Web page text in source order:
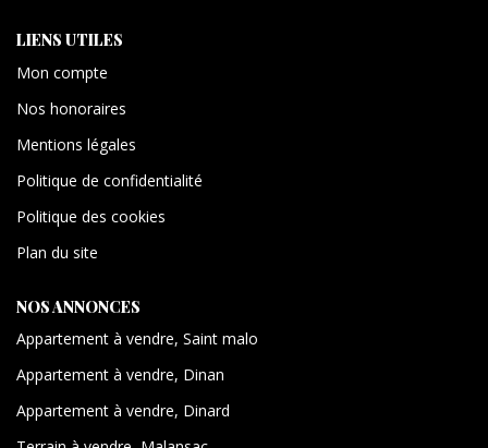
LIENS UTILES
Mon compte
Nos honoraires
Mentions légales
Politique de confidentialité
Politique des cookies
Plan du site
NOS ANNONCES
Appartement à vendre, Saint malo
Appartement à vendre, Dinan
Appartement à vendre, Dinard